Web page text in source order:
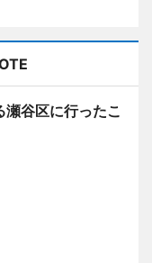
瀬谷区に行ったこ